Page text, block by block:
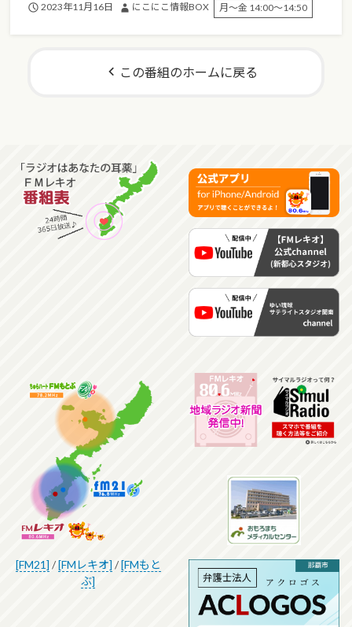
2023年11月16日 にこにこ情報BOX 月～金 14:00～14:50
この番組のホームに戻る
[FM21] /[FMレキオ] /[FMもと
ぶ]